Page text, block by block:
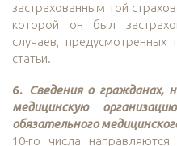
застрахованным той
которой он был
случаев,
статьи.
6. Сведения о гражданах,
медицинскую
обязательного
10-го числа